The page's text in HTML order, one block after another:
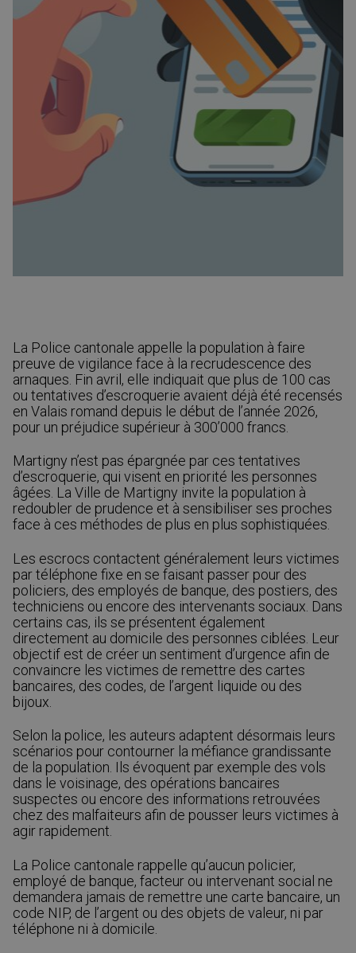
La Police cantonale appelle la population à faire
preuve de vigilance face à la recrudescence des
arnaques. Fin avril, elle indiquait que plus de 100 cas
ou tentatives d’escroquerie avaient déjà été recensés
en Valais romand depuis le début de l’année 2026,
pour un préjudice supérieur à 300’000 francs.
Martigny n’est pas épargnée par ces tentatives
d’escroquerie, qui visent en priorité les personnes
âgées. La Ville de Martigny invite la population à
redoubler de prudence et à sensibiliser ses proches
face à ces méthodes de plus en plus sophistiquées.
Les escrocs contactent généralement leurs victimes
par téléphone fixe en se faisant passer pour des
policiers, des employés de banque, des postiers, des
techniciens ou encore des intervenants sociaux. Dans
certains cas, ils se présentent également
directement au domicile des personnes ciblées. Leur
objectif est de créer un sentiment d’urgence afin de
convaincre les victimes de remettre des cartes
bancaires, des codes, de l’argent liquide ou des
bijoux.
Selon la police, les auteurs adaptent désormais leurs
scénarios pour contourner la méfiance grandissante
de la population. Ils évoquent par exemple des vols
dans le voisinage, des opérations bancaires
suspectes ou encore des informations retrouvées
chez des malfaiteurs afin de pousser leurs victimes à
agir rapidement.
La Police cantonale rappelle qu’aucun policier,
employé de banque, facteur ou intervenant social ne
demandera jamais de remettre une carte bancaire, un
code NIP, de l’argent ou des objets de valeur, ni par
téléphone ni à domicile.